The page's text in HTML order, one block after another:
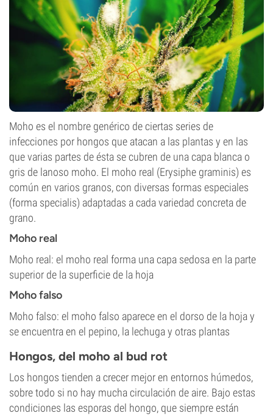
Moho es el nombre genérico de ciertas series de
infecciones por hongos que atacan a las plantas y en las
que varias partes de ésta se cubren de una capa blanca o
gris de lanoso moho. El moho real (Erysiphe graminis) es
común en varios granos, con diversas formas especiales
(forma specialis) adaptadas a cada variedad concreta de
grano.
Moho real
Moho real: el moho real forma una capa sedosa en la parte
superior de la superficie de la hoja
Moho falso
Moho falso: el moho falso aparece en el dorso de la hoja y
se encuentra en el pepino, la lechuga y otras plantas
Hongos, del moho al bud rot
Los hongos tienden a crecer mejor en entornos húmedos,
sobre todo si no hay mucha circulación de aire. Bajo estas
condiciones las esporas del hongo, que siempre están